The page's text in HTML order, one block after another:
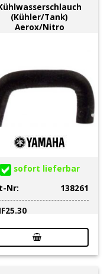
(Kühler/Tank)
Aerox/Nitro
sofort lieferbar
Nr:
138261
25.30